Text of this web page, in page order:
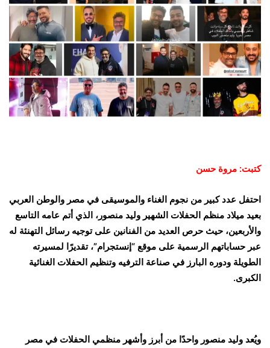
كتبت: مروة حسن
احتفل عدد كبير من نجوم الغناء والموسيقى في مصر والوطن العربي
بعيد ميلاد منظم الحفلات الشهير وليد منصور، الذي أتم عامه التاسع
والأربعين، حيث حرص العديد من الفنانين على توجيه رسائل التهنئة له
عبر حساباتهم الرسمية على موقع “إنستجرام”، تقديرًا لمسيرته
الطويلة ودوره البارز في صناعة الترفيه وتنظيم الحفلات الغنائية
الكبرى.
ويُعد وليد منصور واحدًا من أبرز وأشهر منظمي الحفلات في مصر